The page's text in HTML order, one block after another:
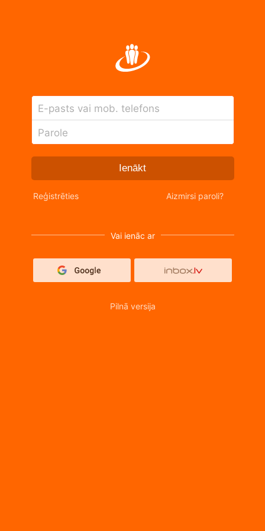
E-pasts vai mob. telefons
Parole
Ienākt
Reģistrēties Aizmirsi paroli?
Vai ienāc ar
Pilnā versija